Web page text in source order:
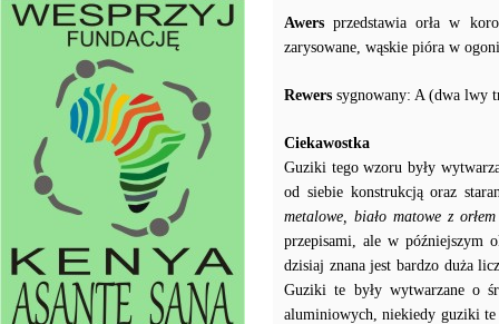
Awers przedstawia orła w
zarysowane, wąskie pióra w
Rewers sygnowany: A (dwa lwy
Ciekawostka
Guziki tego wzoru były
od siebie konstrukcją oraz
metalowe, biało matowe z
przepisami, ale w późniejszym
dzisiaj znana jest bardzo duża
Guziki te były wytwarzane o
aluminiowych, niekiedy guziki te